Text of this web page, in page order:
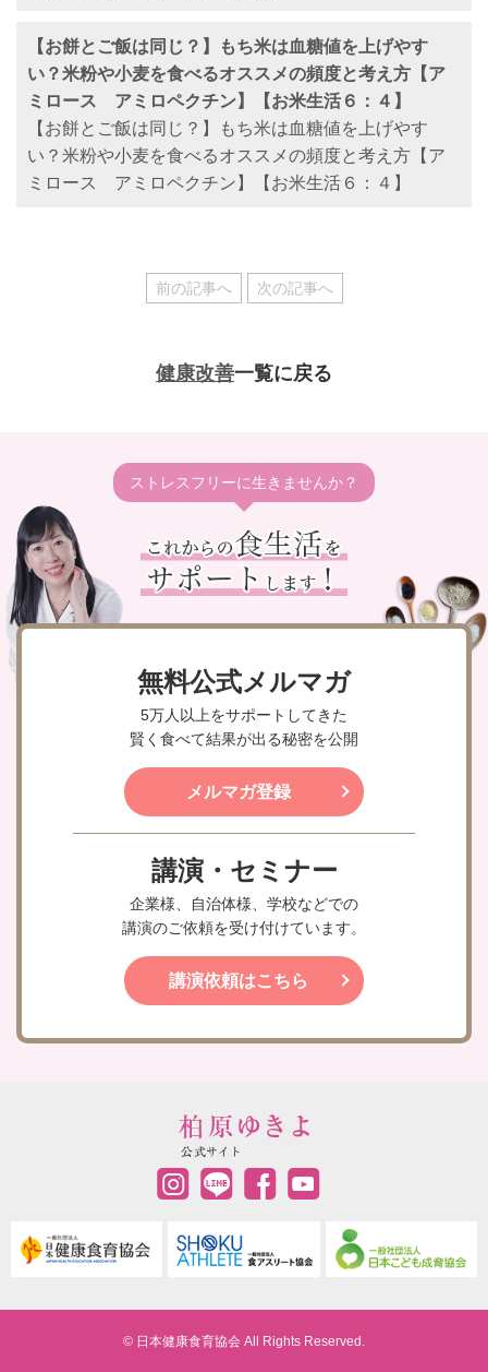
【お餅とご飯は同じ？】もち米は血糖値を上げやす
い？米粉や小麦を食べるオススメの頻度と考え方【ア
ミロース アミロペクチン】【お米生活６：４】
【お餅とご飯は同じ？】もち米は血糖値を上げやす
い？米粉や小麦を食べるオススメの頻度と考え方【ア
ミロース アミロペクチン】【お米生活６：４】
前の記事へ 次の記事へ
健康改善一覧に戻る
ストレスフリーに生きませんか？
無料公式メルマガ
5万人以上をサポートしてきた
賢く食べて結果が出る秘密を公開
メルマガ登録
講演・セミナー
企業様、自治体様、学校などでの
講演のご依頼を受け付けています。
講演依頼はこちら
© 日本健康食育協会 All Rights Reserved.